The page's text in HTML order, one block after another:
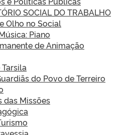
SOCIAL DO TRABALHO
Olho no Social
Piano
de Animação
do Povo de Terreiro
das Missões